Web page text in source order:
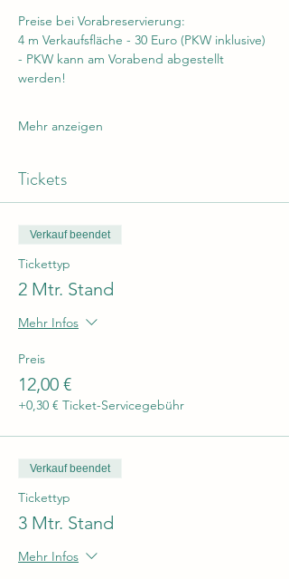
Preise bei Vorabreservierung:
4 m Verkaufsfläche - 30 Euro (PKW inklusive)
- PKW kann am Vorabend abgestellt
werden!
Mehr anzeigen
Tickets
Verkauf beendet
Tickettyp
2 Mtr. Stand
Mehr Infos
Preis
12,00 €
+0,30 € Ticket-Servicegebühr
Verkauf beendet
Tickettyp
3 Mtr. Stand
Mehr Infos